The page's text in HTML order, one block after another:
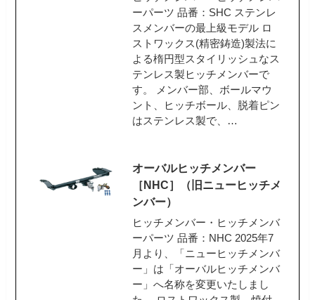
ーパーツ 品番：SHC ステンレ
スメンバーの最上級モデル ロ
ストワックス(精密鋳造)製法に
よる楕円型スタイリッシュなス
テンレス製ヒッチメンバーで
す。 メンバー部、ボールマウ
ント、ヒッチボール、脱着ピン
はステンレス製で、…
オーバルヒッチメンバー
［NHC］（旧ニューヒッチメ
ンバー）
ヒッチメンバー・ヒッチメンバ
ーパーツ 品番：NHC 2025年7
月より、「ニューヒッチメンバ
ー」は「オーバルヒッチメンバ
ー」へ名称を変更いたしまし